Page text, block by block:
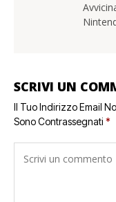
SCRIVI UN
Il Tuo Indirizzo Email
Sono Contrassegnati *